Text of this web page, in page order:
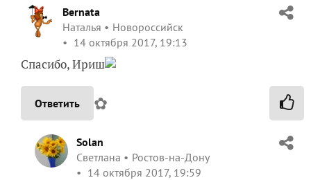
Bernata
Наталья
Новороссийск
14 октября 2017, 19:13
Спасибо, Ириш
Ответить ✿
Solan
Светлана
Ростов-на-Дону
14 октября 2017, 19:59